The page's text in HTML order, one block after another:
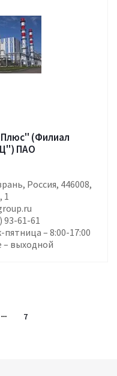
(Филиал
ПАО
Россия, 446008,
1
93-61-61
– 8:00-17:00
– выходной
7